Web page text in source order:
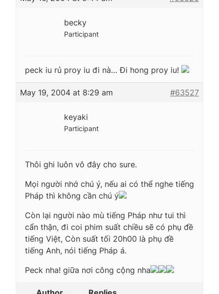
becky
Participant
peck iu rủ proy iu đi nà… Đi hong proy iu!
May 19, 2004 at 8:29 am #63527
keyaki
Participant
Thôi ghi luôn vô đây cho sure.
Mọi người nhớ chú ý, nếu ai có thể nghe tiếng
Pháp thì không cần chú ý
Còn lại người nào mù tiếng Pháp như tui thì
cẩn thận, đi coi phim suất chiều sẽ có phụ đề
tiếng Việt, Còn suất tối 20h00 là phụ đề
tiếng Anh, nói tiếng Pháp á.
Peck nha! giữa nơi công cộng nha